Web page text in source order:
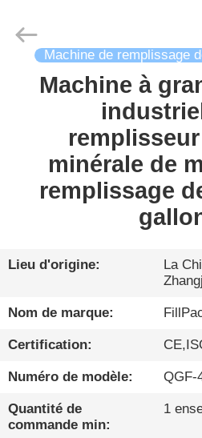
MAISON
PRODUITS
NOUS
VISITE
D'USINE
DE
PACK
Machinery
Machine de remplissage
Machine à
minérale de
remplissage
Lieu d'origine:
La
Nom de marque:
Certification:
Numéro de modèle: QGF-
Quantité de
commande min:
1